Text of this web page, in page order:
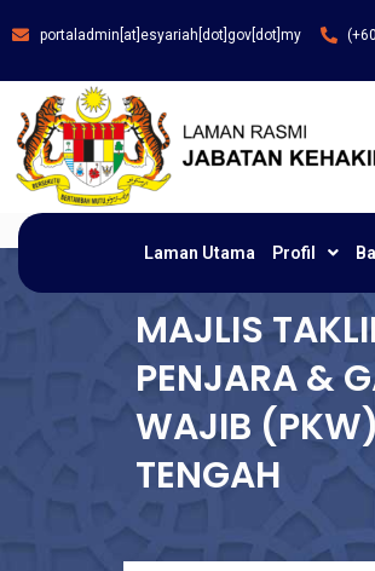
portaladmin[at]esyariah[dot]gov[dot]my
Laman Utama Profil
MAJLIS
PENJARA &
WAJIB
TENGAH